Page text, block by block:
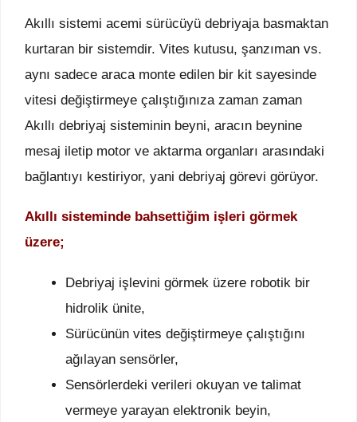
Akıllı sistemi acemi sürücüyü debriyaja basmaktan
kurtaran bir sistemdir. Vites kutusu, şanzıman vs.
aynı sadece araca monte edilen bir kit sayesinde
vitesi değiştirmeye çalıştığınıza zaman zaman
Akıllı debriyaj sisteminin beyni, aracın beynine
mesaj iletip motor ve aktarma organları arasındaki
bağlantıyı kestiriyor, yani debriyaj görevi görüyor.
Akıllı sisteminde bahsettiğim işleri görmek
üzere;
Debriyaj işlevini görmek üzere robotik bir
hidrolik ünite,
Sürücünün vites değiştirmeye çalıştığını
ağılayan sensörler,
Sensörlerdeki verileri okuyan ve talimat
vermeye yarayan elektronik beyin,